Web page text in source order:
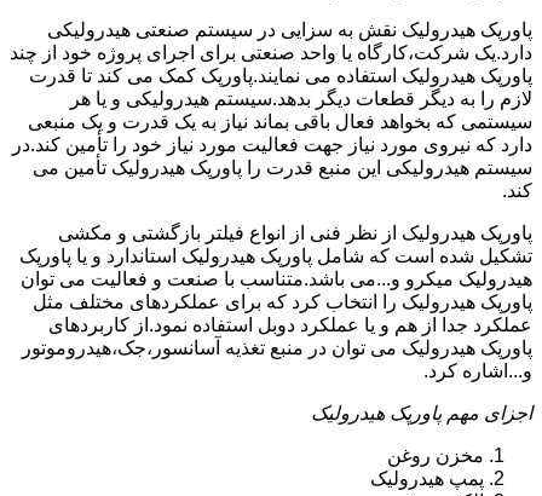
پاورپک هیدرولیک نقش به سزایی در سیستم صنعتی هیدرولیکی
دارد.یک شرکت،کارگاه یا واحد صنعتی برای اجرای پروژه خود از چند
پاورپک هیدرولیک استفاده می نمایند.پاورپک کمک می کند تا قدرت
لازم را به دیگر قطعات دیگر بدهد.سیستم هیدرولیکی و یا هر
سیستمی که بخواهد فعال باقی بماند نیاز به یک قدرت و یک منبعی
دارد که نیروی مورد نیاز جهت فعالیت مورد نیاز خود را تأمین کند.در
سیستم هیدرولیکی این منبع قدرت را پاورپک هیدرولیک تأمین می
کند.
پاورپک هیدرولیک از نظر فنی از انواع فیلتر بازگشتی و مکشی
تشکیل شده است که شامل پاورپک هیدرولیک استاندارد و یا پاورپک
هیدرولیک میکرو و...می باشد.متناسب با صنعت و فعالیت می توان
پاورپک هیدرولیک را انتخاب کرد که برای عملکردهای مختلف مثل
عملکرد جدا از هم و یا عملکرد دوبل استفاده نمود.از کاربردهای
پاورپک هیدرولیک می توان در منبع تغذیه آسانسور،جک،هیدروموتور
و...اشاره کرد.
اجزای مهم پاورپک هیدرولیک
مخزن روغن
پمپ هیدرولیک